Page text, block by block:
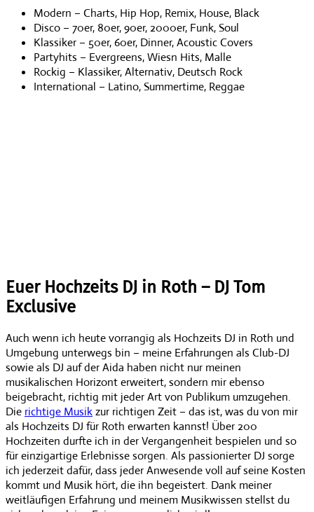
Modern – Charts, Hip Hop, Remix, House, Black
Disco – 70er, 80er, 90er, 2000er, Funk, Soul
Klassiker – 50er, 60er, Dinner, Acoustic Covers
Partyhits – Evergreens, Wiesn Hits, Malle
Rockig – Klassiker, Alternativ, Deutsch Rock
International – Latino, Summertime, Reggae
Euer Hochzeits DJ in Roth – DJ Tom
Exclusive
Auch wenn ich heute vorrangig als Hochzeits DJ in Roth und
Umgebung unterwegs bin – meine Erfahrungen als Club-DJ
sowie als DJ auf der Aida haben nicht nur meinen
musikalischen Horizont erweitert, sondern mir ebenso
beigebracht, richtig mit jeder Art von Publikum umzugehen.
Die richtige Musikzur richtigen Zeit – das ist, was du von mir
als Hochzeits DJ für Roth erwarten kannst! Über 200
Hochzeiten durfte ich in der Vergangenheit bespielen und so
für einzigartige Erlebnisse sorgen. Als passionierter DJ sorge
ich jederzeit dafür, dass jeder Anwesende voll auf seine Kosten
kommt und Musik hört, die ihn begeistert. Dank meiner
weitläufigen Erfahrung und meinem Musikwissen stellst du